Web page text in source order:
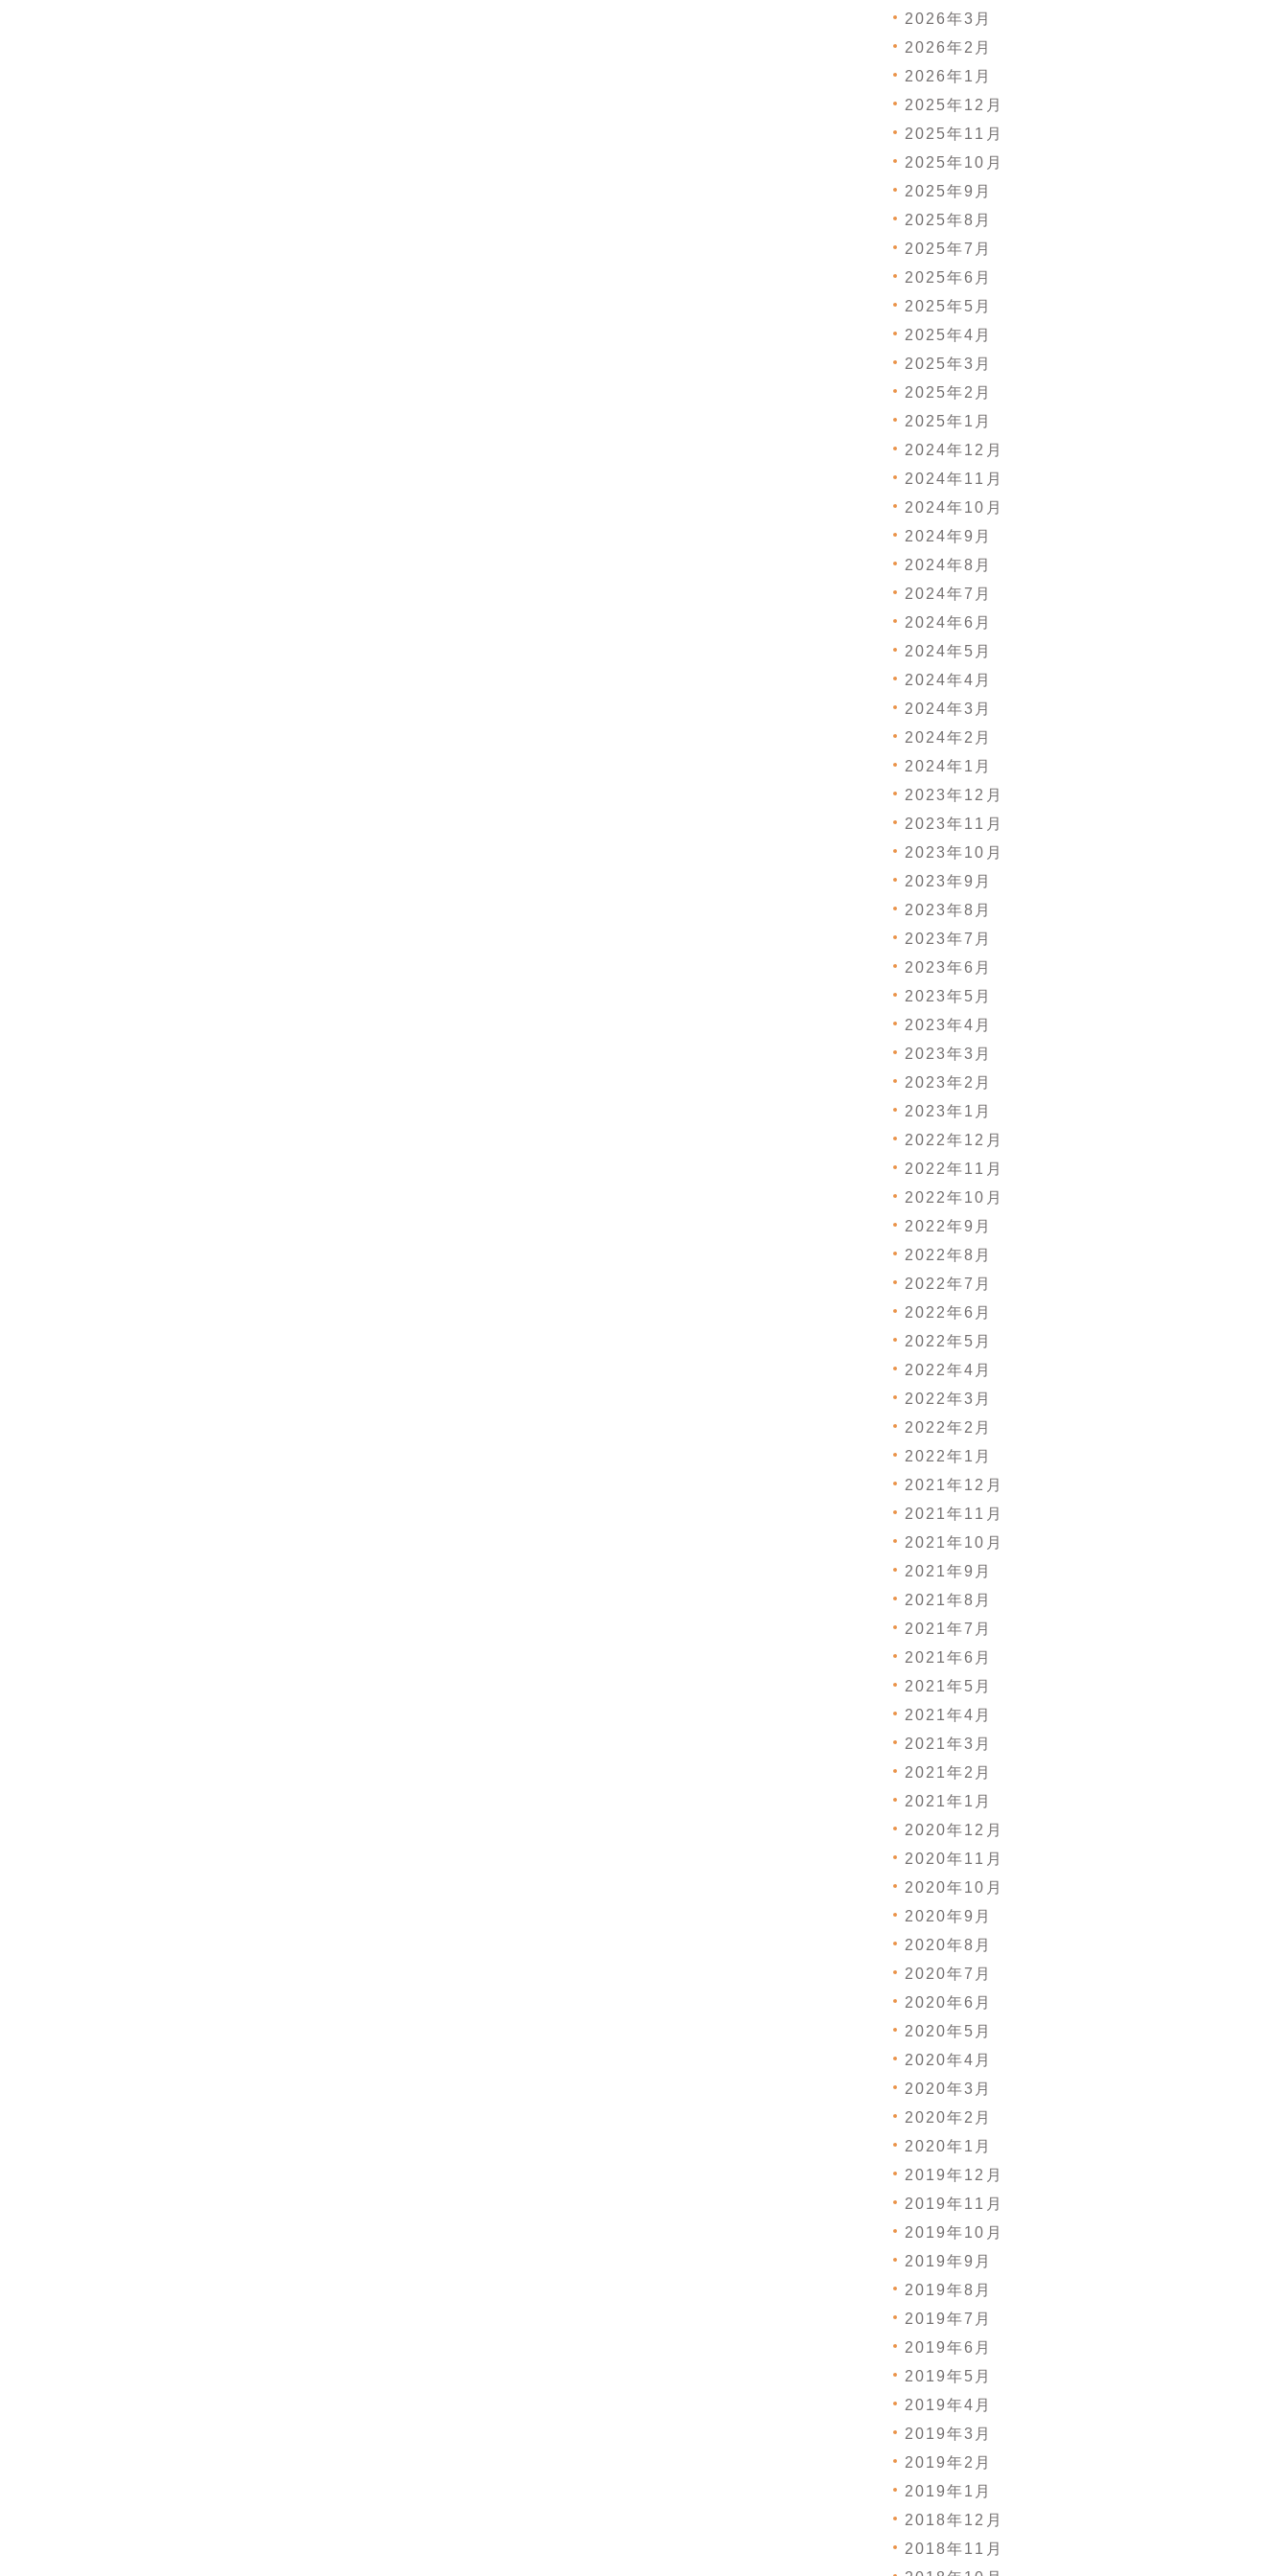
2026年3月
2026年2月
2026年1月
2025年12月
2025年11月
2025年10月
2025年9月
2025年8月
2025年7月
2025年6月
2025年5月
2025年4月
2025年3月
2025年2月
2025年1月
2024年12月
2024年11月
2024年10月
2024年9月
2024年8月
2024年7月
2024年6月
2024年5月
2024年4月
2024年3月
2024年2月
2024年1月
2023年12月
2023年11月
2023年10月
2023年9月
2023年8月
2023年7月
2023年6月
2023年5月
2023年4月
2023年3月
2023年2月
2023年1月
2022年12月
2022年11月
2022年10月
2022年9月
2022年8月
2022年7月
2022年6月
2022年5月
2022年4月
2022年3月
2022年2月
2022年1月
2021年12月
2021年11月
2021年10月
2021年9月
2021年8月
2021年7月
2021年6月
2021年5月
2021年4月
2021年3月
2021年2月
2021年1月
2020年12月
2020年11月
2020年10月
2020年9月
2020年8月
2020年7月
2020年6月
2020年5月
2020年4月
2020年3月
2020年2月
2020年1月
2019年12月
2019年11月
2019年10月
2019年9月
2019年8月
2019年7月
2019年6月
2019年5月
2019年4月
2019年3月
2019年2月
2019年1月
2018年12月
2018年11月